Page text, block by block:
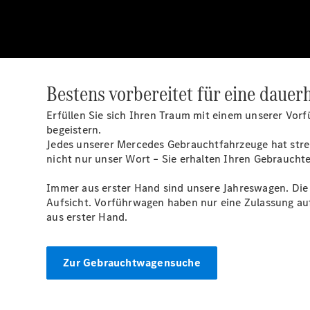
Bestens vorbereitet für eine
Erfüllen Sie sich Ihren Traum mit einem unserer
begeistern.
Jedes unserer Mercedes Gebrauchtfahrzeuge hat
nicht nur unser Wort – Sie erhalten Ihren
Immer aus erster Hand sind unsere Jahreswagen.
Aufsicht. Vorführwagen haben nur eine Zulassung
aus erster Hand.
Zur Gebrauchtwagensuche